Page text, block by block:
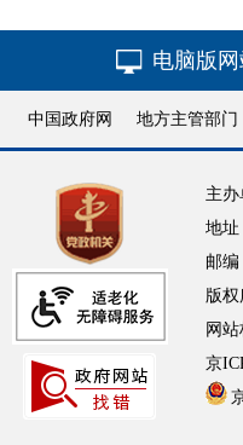
电脑版
中国政府网 地方主管部门
主
地址
邮编
版
网站
京